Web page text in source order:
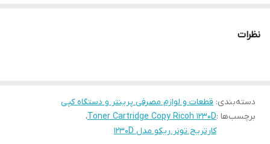
نظرات
دسته‌بندی: قطعات و لوازم مصرفی پرینتر و دستگاه کپی
برچسب‌ها :Toner Cartridge Copy Ricoh 1230D،
کارتریج تونر ریکو مدل ۱۲۳۰D